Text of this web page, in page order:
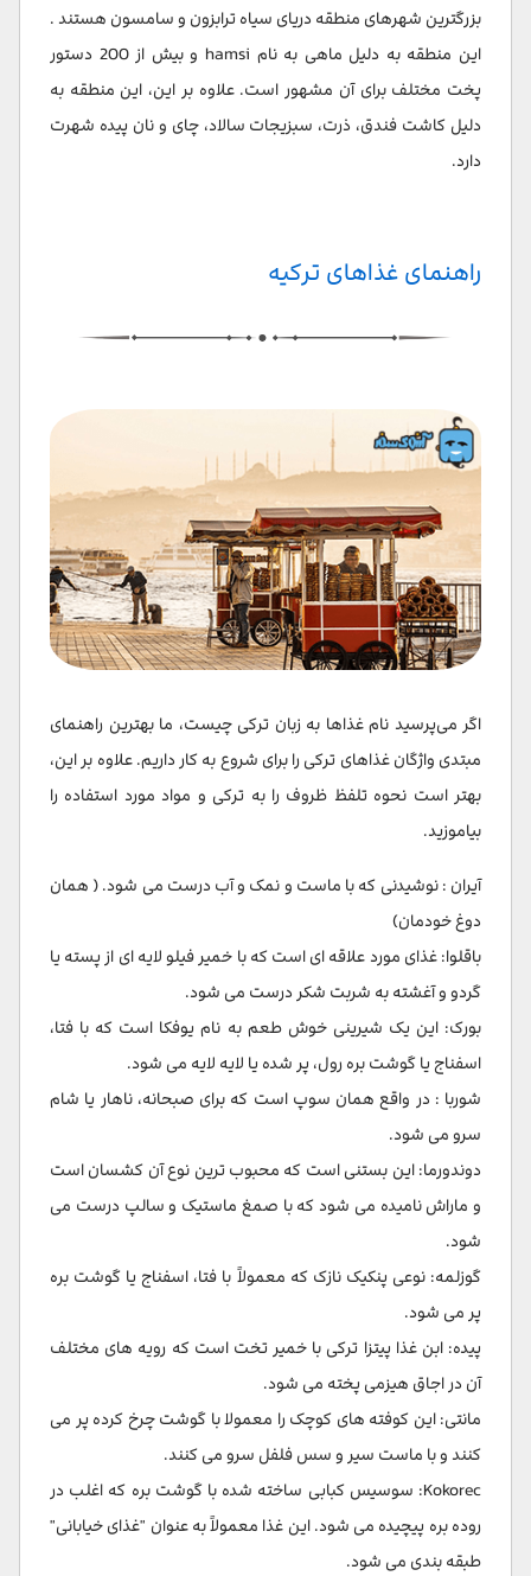
بزرگترین شهرهای منطقه دریای سیاه ترابزون و سامسون هستند .
این منطقه به دلیل ماهی به نام hamsi و بیش از 200 دستور
پخت مختلف برای آن مشهور است. علاوه بر این، این منطقه به
دلیل کاشت فندق، ذرت، سبزیجات سالاد، چای و نان پیده شهرت
دارد.
راهنمای غذاهای ترکیه
اگر می‌پرسید نام غذاها به زبان ترکی چیست، ما بهترین راهنمای
مبتدی واژگان غذاهای ترکی را برای شروع به کار داریم. علاوه بر این،
بهتر است نحوه تلفظ ظروف را به ترکی و مواد مورد استفاده را
بیاموزید.
آیران : نوشیدنی که با ماست و نمک و آب درست می شود. ( همان
دوغ خودمان)
باقلوا: غذای مورد علاقه ای است که با خمیر فیلو لایه ای از پسته یا
گردو و آغشته به شربت شکر درست می شود.
بورک: این یک شیرینی خوش طعم به نام یوفکا است که با فتا،
اسفناج یا گوشت بره رول، پر شده یا لایه لایه می شود.
شوربا : در واقع همان سوپ است که برای صبحانه، ناهار یا شام
سرو می شود.
دوندورما: این بستنی است که محبوب ترین نوع آن کشسان است
و ماراش نامیده می شود که با صمغ ماستیک و سالپ درست می
شود.
گوزلمه: نوعی پنکیک نازک که معمولاً با فتا، اسفناج یا گوشت بره
پر می شود.
پیده: ابن غذا پیتزا ترکی با خمیر تخت است که رویه های مختلف
آن در اجاق هیزمی پخته می شود.
مانتی: این کوفته های کوچک را معمولا با گوشت چرخ کرده پر می
کنند و با ماست سیر و سس فلفل سرو می کنند.
Kokorec: سوسیس کبابی ساخته شده با گوشت بره که اغلب در
روده بره پیچیده می شود. این غذا معمولاً به عنوان "غذای خیابانی"
طبقه بندی می شود.